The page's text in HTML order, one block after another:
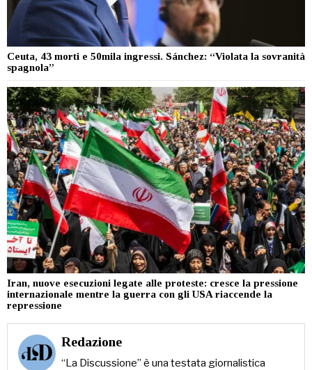
Ceuta, 43 morti e 50mila ingressi. Sánchez: “Violata la sovranità
spagnola”
Iran, nuove esecuzioni legate alle proteste: cresce la pressione
internazionale mentre la guerra con gli USA riaccende la
repressione
Redazione
“La Discussione” è una testata giornalistica